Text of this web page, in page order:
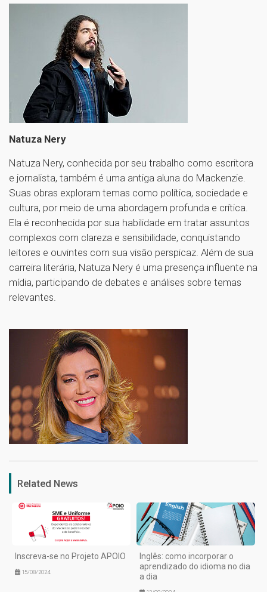
Natuza Nery
Natuza Nery, conhecida por seu trabalho como escritora
e jornalista, também é uma antiga aluna do Mackenzie.
Suas obras exploram temas como política, sociedade e
cultura, por meio de uma abordagem profunda e crítica.
Ela é reconhecida por sua habilidade em tratar assuntos
complexos com clareza e sensibilidade, conquistando
leitores e ouvintes com sua visão perspicaz. Além de sua
carreira literária, Natuza Nery é uma presença influente na
mídia, participando de debates e análises sobre temas
relevantes.
1
Related News
Inscreva-se no Projeto APOIO
15/08/2024
Inglês: como incorporar o
aprendizado do idioma no dia
a dia